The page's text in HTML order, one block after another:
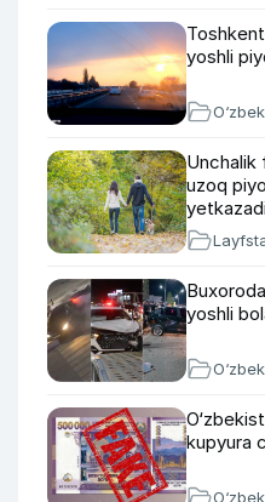
yoshli
Unchalik
uzoq
yoshli
kupyura